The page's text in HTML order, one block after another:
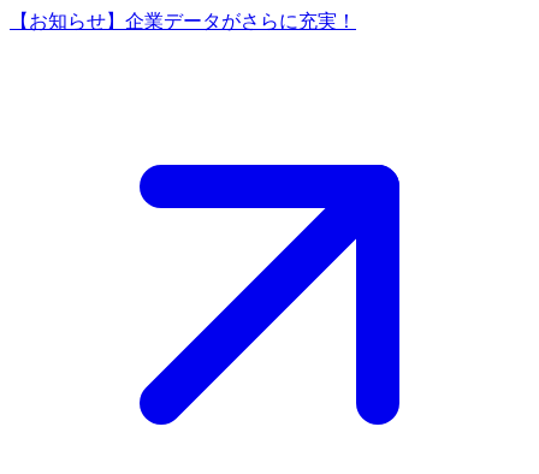
【お知らせ】企業データがさらに充実！